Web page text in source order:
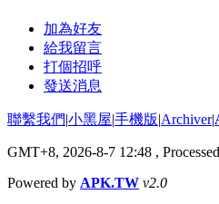
加為好友
給我留言
打個招呼
發送消息
聯繫我們|小黑屋|手機版|Archiver|
GMT+8, 2026-8-7 12:48 ,
Powered by APK.TW v2.0